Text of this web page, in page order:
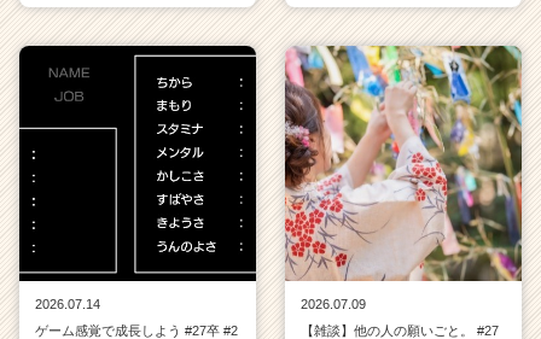
2026.07.14
ゲーム感覚で成長しよう #27卒 #2
2026.07.09
【雑談】他の人の願いごと。 #27